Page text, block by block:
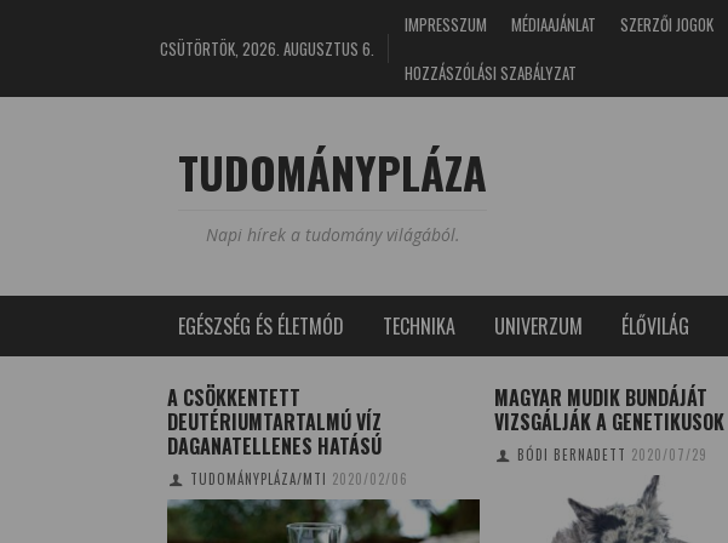
CSÜTÖRTÖK, 2026. AUGUSZTUS 6.
IMPRESSZUM MÉDIAAJÁNLAT SZERZŐI JOGOK
HOZZÁSZÓLÁSI SZABÁLYZAT
TUDOMÁNYPLÁZA
Napi hírek a tudomány világából.
EGÉSZSÉG ÉS ÉLETMÓD TECHNIKA UNIVERZUM ÉLŐVILÁG
A CSÖKKENTETT
DEUTÉRIUMTARTALMÚ VÍZ
DAGANATELLENES HATÁSÚ
TUDOMÁNYPLÁZA/MTI 2020/02/06
MAGYAR MUDIK BUNDÁJÁT
VIZSGÁLJÁK A GENETIKUSOK
BÓDI BERNADETT 2020/07/29